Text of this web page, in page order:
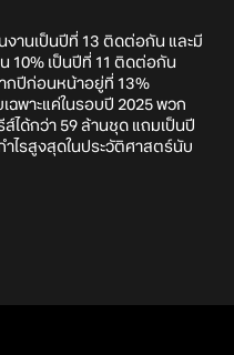
งานเป็นปีที่ 13 ติดต่อกัน และมี
10% เป็นปีที่ 11 ติดต่อกัน
กปีก่อนหน้าอยู่ที่ 13%
ฉพาะแค่ในรอบปี 2025 พวก
ได้กว่า 59 ล้านชุด แถมเป็นปี
ไรสูงสุดในประวัติศาสตร์นับ